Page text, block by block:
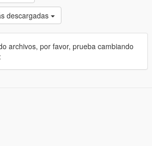
descargadas
archivos, por favor, prueba cambiando